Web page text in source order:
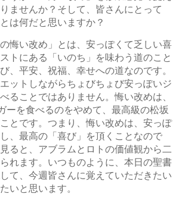
ませんか？そして、皆さんにとって
は何だと思いますか？
悔い改め」とは、安っぽくて乏しい喜
トにある「いのち」を味わう道のこと
、平安、祝福、幸せへの道なのです。
ットしながらちょびちょび安っぽいジ
ることではありません。悔い改めは、
ーを食べるのをやめて、最高級の松坂
とです。つまり、悔い改めは、安っぽ
、最高の「喜び」を頂くことなので
ると、アブラムとロトの価値観から二
れます。いつものように、本日の聖書
て、今週皆さんに覚えていただきたい
いと思います。